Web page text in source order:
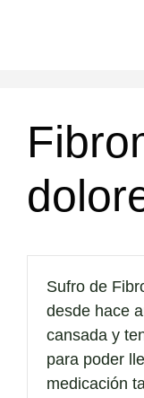
Sufro de
desde hace
cansada y
para poder
medicación